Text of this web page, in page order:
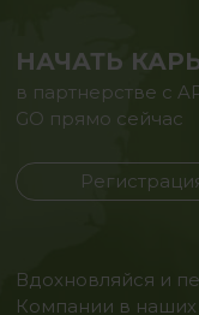
НАЧАТЬ
в партнерстве с
GO прямо сейчас
Вдохновляйся и
Компании в наших